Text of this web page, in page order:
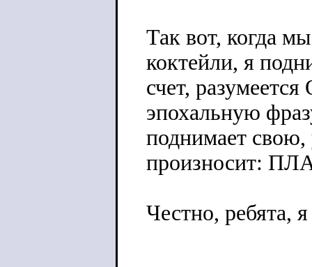
Так вот, когда
коктейли, я
счет,
эпохальную
поднимает свою,
произносит:
Честно, ребята,